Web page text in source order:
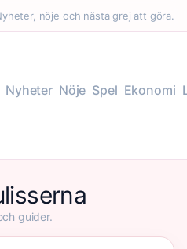
nöje och nästa grej att göra.
Nyheter Nöje Spel Ekonomi
guider.